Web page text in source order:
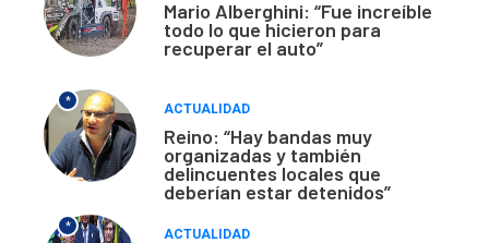
Mario Alberghini: “Fue increíble
todo lo que hicieron para
recuperar el auto”
*
ACTUALIDAD
Reino: “Hay bandas muy
organizadas y también
delincuentes locales que
deberían estar detenidos”
*
ACTUALIDAD